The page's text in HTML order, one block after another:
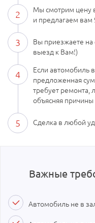
2
Мы смотрим цену
и предлагаем
3
Вы приезжаете
выезд к Вам!)
4
Если автомобиль
предложенная
требует ремонта,
объясняя причины
5 Сделка в любой
Важные
Автомобиль не в